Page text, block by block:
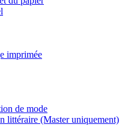
imprimée
de mode
littéraire (Master uniquement)